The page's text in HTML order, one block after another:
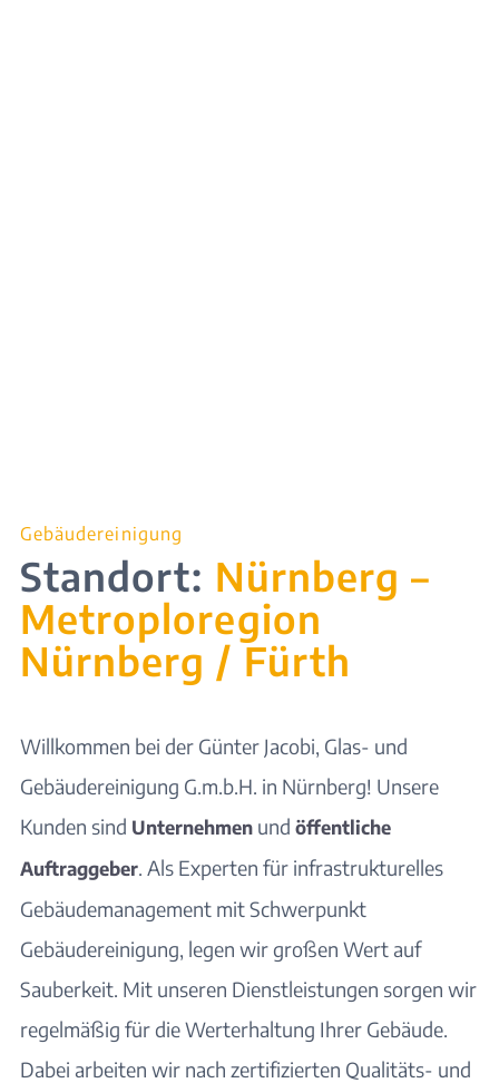
Gebäudereinigung
Standort: Nürnberg –
Metroploregion
Nürnberg / Fürth
Willkommen bei der Günter Jacobi, Glas- und
Gebäudereinigung G.m.b.H. in Nürnberg! Unsere
Kunden sind Unternehmen und öffentliche
Auftraggeber. Als Experten für infrastrukturelles
Gebäudemanagement mit Schwerpunkt
Gebäudereinigung, legen wir großen Wert auf
Sauberkeit. Mit unseren Dienstleistungen sorgen wir
regelmäßig für die Werterhaltung Ihrer Gebäude.
Dabei arbeiten wir nach zertifizierten Qualitäts- und